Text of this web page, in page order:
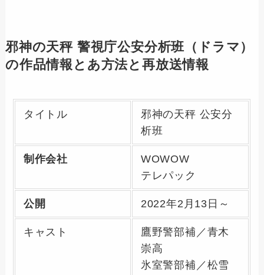
邪神の天秤 警視庁公安分析班（ドラマ）
の作品情報とあ方法と再放送情報
タイトル
邪神の天秤 公安分
析班
制作会社
WOWOW
テレパック
公開 2022年2月13日～
キャスト
鷹野警部補／青木
崇高
氷室警部補／松雪